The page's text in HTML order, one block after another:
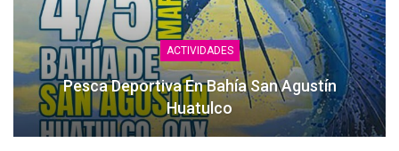
ACTIVIDADES
Pesca Deportiva En Bahía San Agustín
Huatulco